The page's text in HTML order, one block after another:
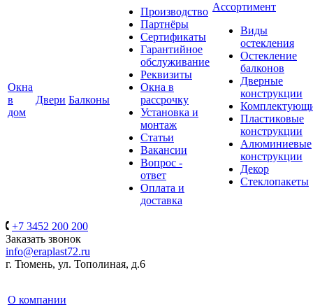
Окна
в
дом
Двери Балконы
Производство
Партнёры
Сертификаты
Гарантийное
обслуживание
Реквизиты
Окна в
рассрочку
Установка и
монтаж
Статьи
Вакансии
Вопрос -
ответ
Оплата и
доставка
Ассортимент
Виды
остекления
Остекление
балконов
Дверные
конструкции
Пластиковые
конструкции
Алюминиевые
конструкции
Декор
Стеклопакеты
+7 3452 200 200
Заказать звонок
info@eraplast72.ru
г. Тюмень, ул. Тополиная, д.6
О компании